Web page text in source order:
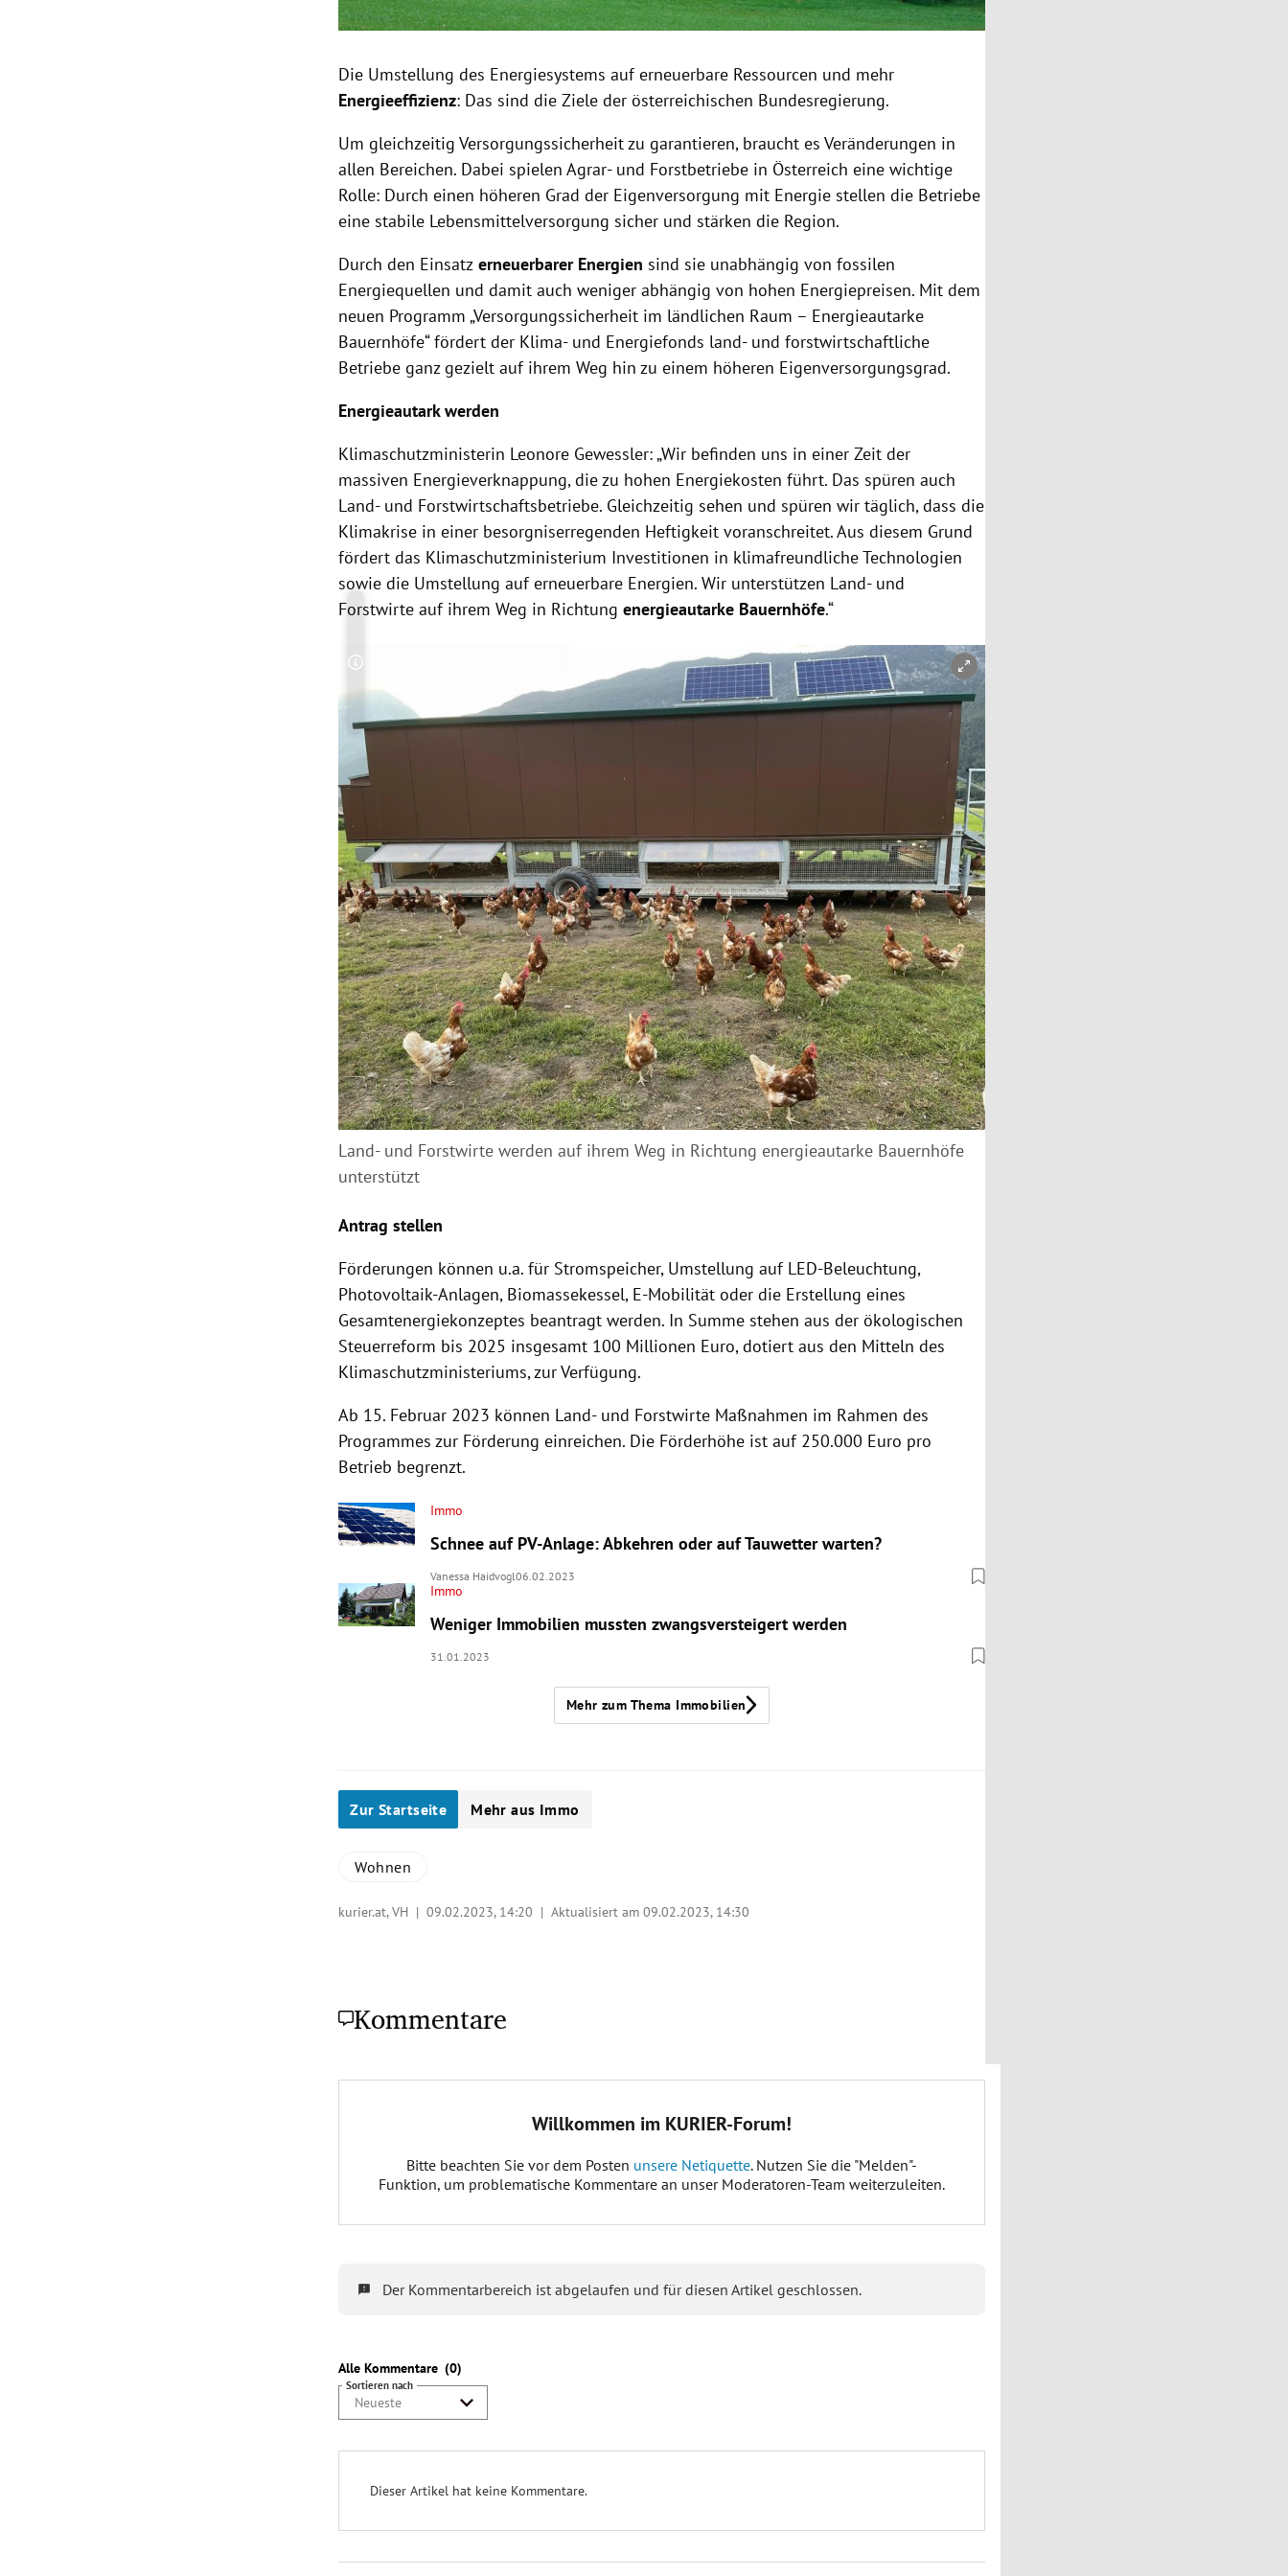
Die Umstellung des Energiesystems auf erneuerbare Ressourcen und mehr
Energieeffizienz: Das sind die Ziele der österreichischen Bundesregierung.
Um gleichzeitig Versorgungssicherheit zu garantieren, braucht es Veränderungen in
allen Bereichen. Dabei spielen Agrar- und Forstbetriebe in Österreich eine wichtige
Rolle: Durch einen höheren Grad der Eigenversorgung mit Energie stellen die Betriebe
eine stabile Lebensmittelversorgung sicher und stärken die Region.
Durch den Einsatz erneuerbarer Energien sind sie unabhängig von fossilen
Energiequellen und damit auch weniger abhängig von hohen Energiepreisen. Mit dem
neuen Programm „Versorgungssicherheit im ländlichen Raum – Energieautarke
Bauernhöfe“ fördert der Klima- und Energiefonds land- und forstwirtschaftliche
Betriebe ganz gezielt auf ihrem Weg hin zu einem höheren Eigenversorgungsgrad.
Energieautark werden
Klimaschutzministerin Leonore Gewessler: „Wir befinden uns in einer Zeit der
massiven Energieverknappung, die zu hohen Energiekosten führt. Das spüren auch
Land- und Forstwirtschaftsbetriebe. Gleichzeitig sehen und spüren wir täglich, dass die
Klimakrise in einer besorgniserregenden Heftigkeit voranschreitet. Aus diesem Grund
fördert das Klimaschutzministerium Investitionen in klimafreundliche Technologien
sowie die Umstellung auf erneuerbare Energien. Wir unterstützen Land- und
Forstwirte auf ihrem Weg in Richtungenergieautarke Bauernhöfe.“
Copyright-Hinweis öffnen/schließen
Land- und Forstwirte werden auf ihrem Weg in Richtung energieautarke Bauernhöfe
unterstützt
Antrag stellen
Förderungen können u.a. für Stromspeicher, Umstellung auf LED-Beleuchtung,
Photovoltaik-Anlagen, Biomassekessel, E-Mobilität oder die Erstellung eines
Gesamtenergiekonzeptes beantragt werden. In Summe stehen aus der ökologischen
Steuerreform bis 2025 insgesamt 100 Millionen Euro, dotiert aus den Mitteln des
Klimaschutzministeriums, zur Verfügung.
Ab 15. Februar 2023 können Land- und Forstwirte Maßnahmen im Rahmen des
Programmes zur Förderung einreichen. Die Förderhöhe ist auf 250.000 Euro pro
Betrieb begrenzt.
Immo
Schnee auf PV-Anlage: Abkehren oder auf Tauwetter warten?
Vanessa Haidvogl06.02.2023
Immo
Weniger Immobilien mussten zwangsversteigert werden
31.01.2023
Mehr zum Thema Immobilien
Zur Startseite Mehr aus Immo
Wohnen
kurier.at, VH |09.02.2023, 14:20 | Aktualisiert am 09.02.2023, 14:30
Kommentare